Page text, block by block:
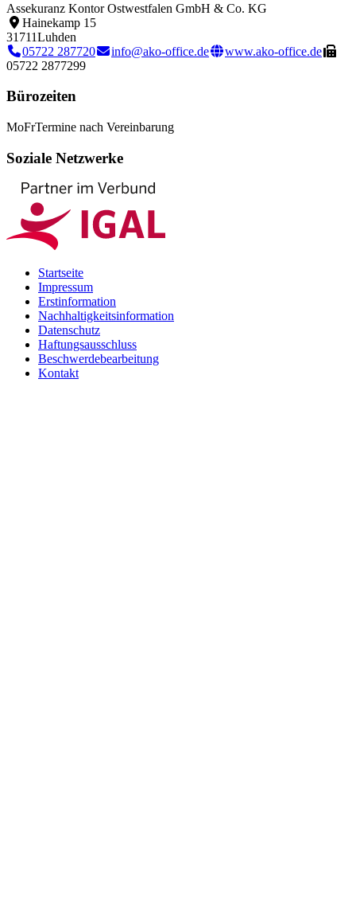
Assekuranz Kontor Ostwestfalen GmbH & Co. KG
Hainekamp 15
31711Luhden
05722 287720
info@ako-office.de
www.ako-office.de
05722 2877299
Bürozeiten
MoFrTermine nach Vereinbarung
Soziale Netzwerke
Startseite
Impressum
Erstinformation
Nachhaltigkeitsinformation
Datenschutz
Haftungsausschluss
Beschwerdebearbeitung
Kontakt